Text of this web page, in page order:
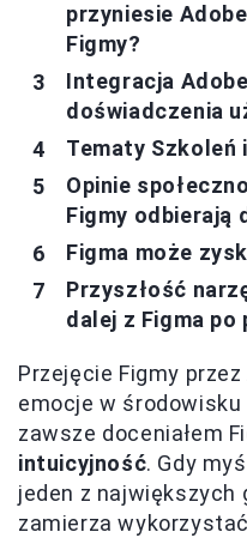
przyniesie
Figmy?
Integracja
doświadczenia
Tematy Szkoleń
Opinie
Figmy odbierają
Figma może
Przyszłość
dalej z Figma po
Przejęcie Figmy
emocje w
zawsze doceniałem
intuicyjność. Gdy
jeden z największych
zamierza